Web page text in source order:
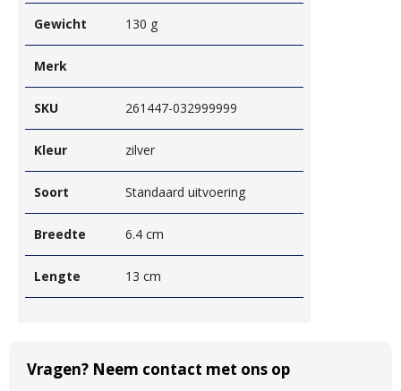
Gewicht 130 g
Merk
SKU 261447-032999999
Kleur zilver
Soort Standaard uitvoering
Breedte 6.4 cm
Lengte 13 cm
Vragen? Neem contact met ons op